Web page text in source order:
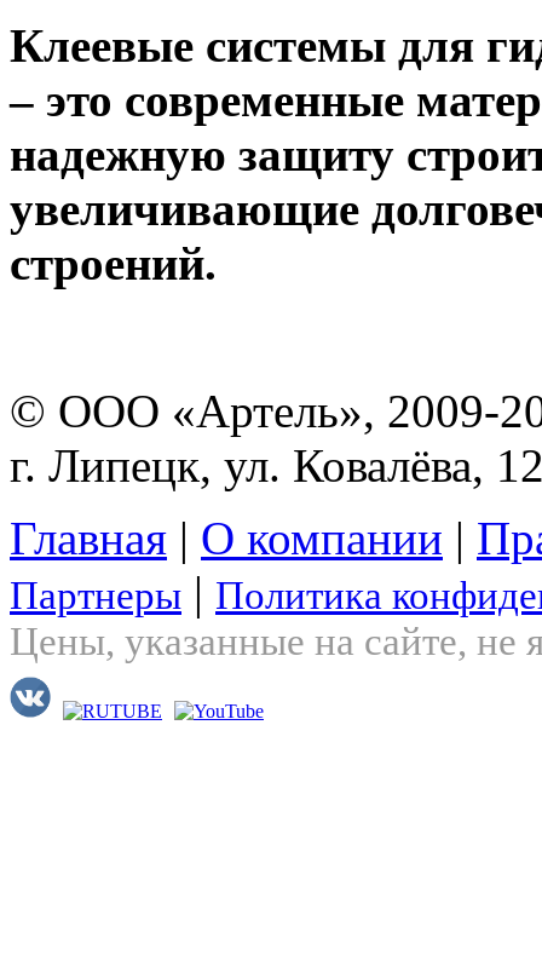
Клеевые системы для
– это современные
надежную защиту
увеличивающие
строений.
© ООО «Артель», 2009-
г. Липецк, ул. Ковалёва,
Главная | О компании |
Партнеры | Политика
Цены, указанные на сайте, не